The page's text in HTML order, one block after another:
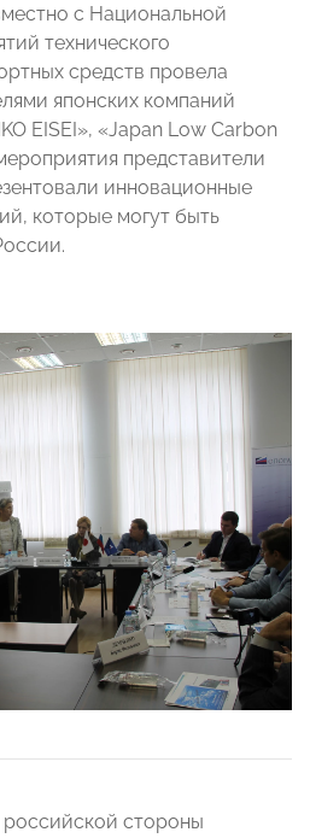
с Национальной
технического
средств провела
японских компаний
EISEI», «Japan Low Carbon
представители
инновационные
которые могут быть
стороны